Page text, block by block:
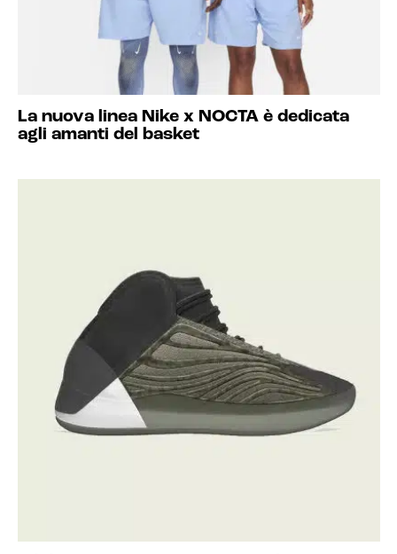
La nuova linea Nike x NOCTA è dedicata
agli amanti del basket